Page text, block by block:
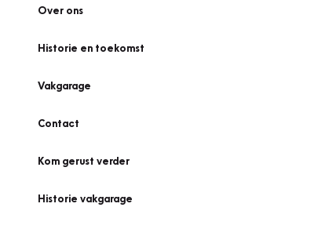
Over ons
Historie en toekomst
Vakgarage
Contact
Kom gerust verder
Historie vakgarage